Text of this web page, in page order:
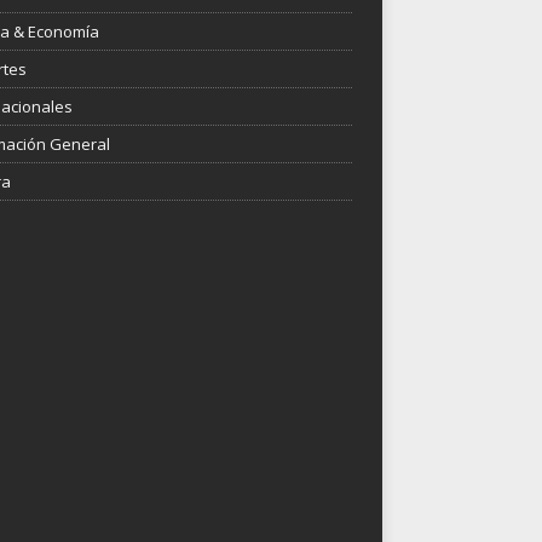
& Economía
General